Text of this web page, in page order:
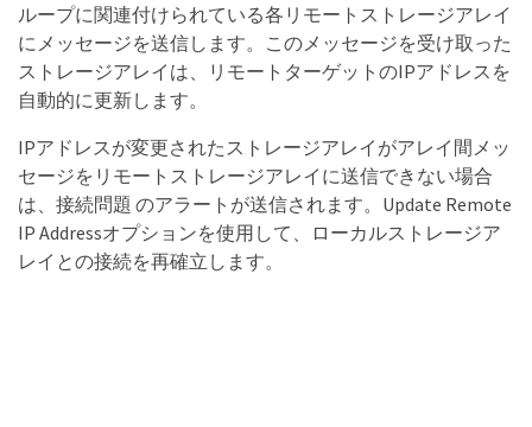
ループに関連付けられている各リモートストレージアレイ
にメッセージを送信します。このメッセージを受け取った
ストレージアレイは、リモートターゲットのIPアドレスを
自動的に更新します。
IPアドレスが変更されたストレージアレイがアレイ間メッ
セージをリモートストレージアレイに送信できない場合
は、接続問題 のアラートが送信されます。Update Remote
IP Addressオプションを使用して、ローカルストレージア
レイとの接続を再確立します。